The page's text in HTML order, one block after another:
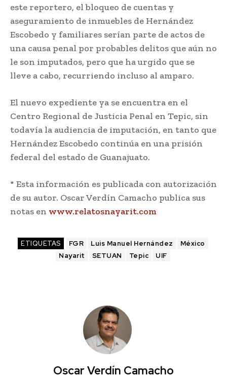
este reportero, el bloqueo de cuentas y
aseguramiento de inmuebles de Hernández
Escobedo y familiares serían parte de actos de
una causa penal por probables delitos que aún no
le son imputados, pero que ha urgido que se
lleve a cabo, recurriendo incluso al amparo.
El nuevo expediente ya se encuentra en el
Centro Regional de Justicia Penal en Tepic, sin
todavía la audiencia de imputación, en tanto que
Hernández Escobedo continúa en una prisión
federal del estado de Guanajuato.
* Esta información es publicada con autorización
de su autor. Oscar Verdín Camacho publica sus
notas en www.relatosnayarit.com
ETIQUETAS FGR Luis Manuel Hernández
México
Nayarit
SETUAN Tepic UIF
Oscar Verdín Camacho